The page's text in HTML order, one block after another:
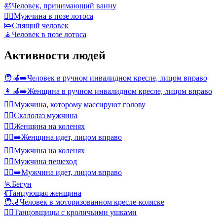
🛀Человек, принимающий ванну
🧘‍♂️Мужчина в позе лотоса
🛌Спящий человек
🧘Человек в позе лотоса
Активности людей
🧑‍🦽‍➡️Человек в ручном инвалидном кресле, лицом вправо
👩‍🦽‍➡️Женщина в ручном инвалидном кресле, лицом вправо
💆‍♂️Мужчина, которому массируют голову
🧗‍♂️Скалолаз мужчина
🧎‍♀️Женщина на коленях
🚶‍♀️‍➡️Женщина идет, лицом вправо
🧎‍♂️Мужчина на коленях
🚶‍♂️Мужчина пешеход
🚶‍♂️‍➡️Мужчина идет, лицом вправо
🏃Бегун
💃Танцующая женщина
🧑‍🦼Человек в моторизованном кресле-коляске
👯‍♀️Танцовщицы с кроличьими ушками